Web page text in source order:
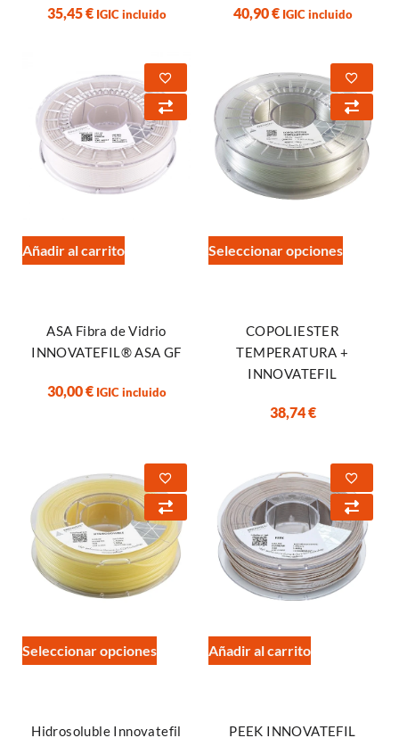
35,45€ IGIC incluido 40,90€ IGIC incluido
Añadir al carrito
ASA Fibra de Vidrio
INNOVATEFIL® ASA GF
30,00€ IGIC incluido
Seleccionar opciones
COPOLIESTER
TEMPERATURA +
INNOVATEFIL
38,74€
Seleccionar opciones
Hidrosoluble Innovatefil
Añadir al carrito
PEEK INNOVATEFIL